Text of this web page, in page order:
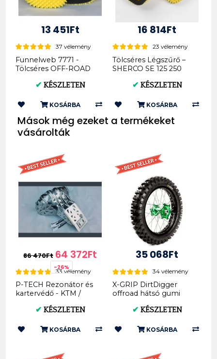
13 451Ft
37 vélemény
Funnelweb 7771 -
Tölcséres OFF-ROAD
Husqvarna Gas G...
✔ KÉSZLETEN
KOSÁRBA
16 814Ft
23 vélemény
Tölcséres Légszűrő –
SHERCO SE 125 250
PRO...✔ KÉSZLETEN
KOSÁRBA
Mások még ezeket a termékeket
vásárolták
86 470Ft 64 372Ft
-26%
33 vélemény
P-TECH Rezonátor és
kartervédő - KTM /
✔ KÉSZLETEN
KOSÁRBA
35 068Ft
34 vélemény
X-GRIP DirtDigger
offroad hátsó gumi
XG-1702
✔ KÉSZLETEN
KOSÁRBA